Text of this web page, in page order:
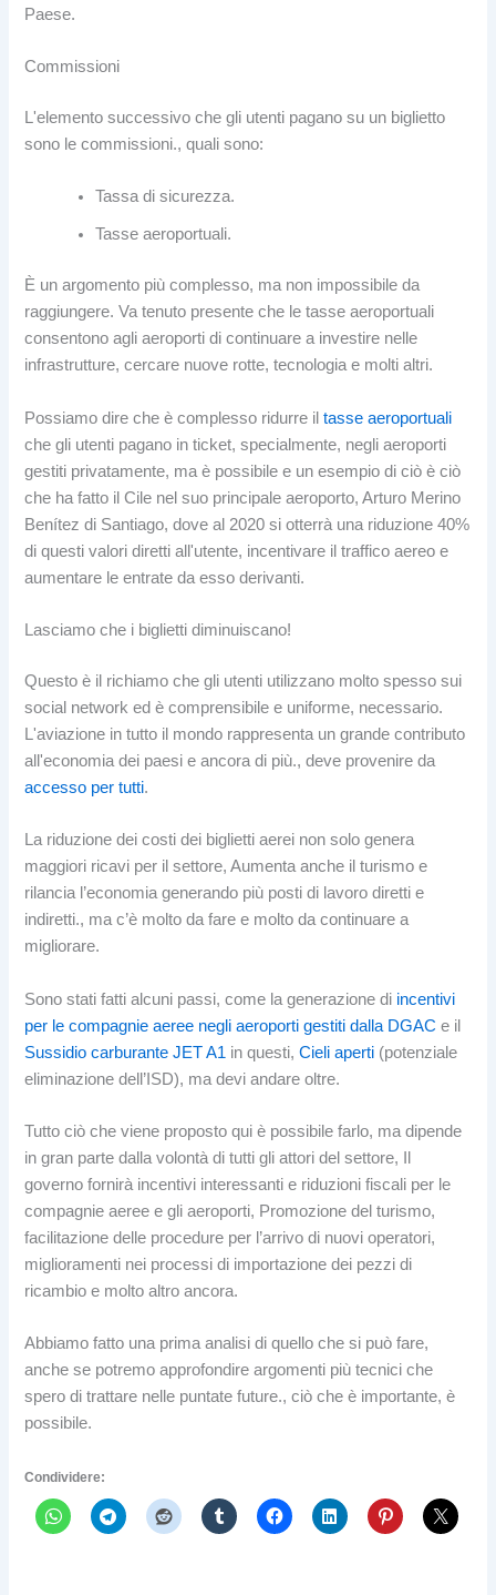
Paese.
Commissioni
L'elemento successivo che gli utenti pagano su un biglietto
sono le commissioni., quali sono:
Tassa di sicurezza.
Tasse aeroportuali.
È un argomento più complesso, ma non impossibile da
raggiungere. Va tenuto presente che le tasse aeroportuali
consentono agli aeroporti di continuare a investire nelle
infrastrutture, cercare nuove rotte, tecnologia e molti altri.
Possiamo dire che è complesso ridurre iltasse aeroportuali
che gli utenti pagano in ticket, specialmente, negli aeroporti
gestiti privatamente, ma è possibile e un esempio di ciò è ciò
che ha fatto il Cile nel suo principale aeroporto, Arturo Merino
Benítez di Santiago, dove al 2020 si otterrà una riduzione 40%
di questi valori diretti all'utente, incentivare il traffico aereo e
aumentare le entrate da esso derivanti.
Lasciamo che i biglietti diminuiscano!
Questo è il richiamo che gli utenti utilizzano molto spesso sui
social network ed è comprensibile e uniforme, necessario.
L'aviazione in tutto il mondo rappresenta un grande contributo
all'economia dei paesi e ancora di più., deve provenire da
accesso per tutti.
La riduzione dei costi dei biglietti aerei non solo genera
maggiori ricavi per il settore, Aumenta anche il turismo e
rilancia l’economia generando più posti di lavoro diretti e
indiretti., ma c’è molto da fare e molto da continuare a
migliorare.
Sono stati fatti alcuni passi, come la generazione di incentivi
per le compagnie aeree negli aeroporti gestiti dalla DGAC e il
Sussidio carburante JET A1 in questi,Cieli aperti (potenziale
eliminazione dell’ISD), ma devi andare oltre.
Tutto ciò che viene proposto qui è possibile farlo, ma dipende
in gran parte dalla volontà di tutti gli attori del settore, Il
governo fornirà incentivi interessanti e riduzioni fiscali per le
compagnie aeree e gli aeroporti, Promozione del turismo,
facilitazione delle procedure per l’arrivo di nuovi operatori,
miglioramenti nei processi di importazione dei pezzi di
ricambio e molto altro ancora.
Abbiamo fatto una prima analisi di quello che si può fare,
anche se potremo approfondire argomenti più tecnici che
spero di trattare nelle puntate future., ciò che è importante, è
possibile.
Condividere: